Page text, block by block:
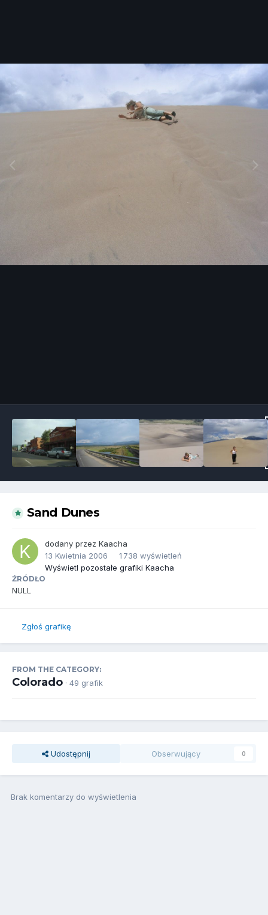
Sand Dunes
dodany przez Kaacha
13 Kwietnia 2006
1 738 wyświetleń
Wyświetl pozostałe grafiki Kaacha
ŹRÓDŁO
NULL
Zgłoś grafikę
FROM THE CATEGORY:
Colorado · 49 grafik
Udostępnij Obserwujący 0
Brak komentarzy do wyświetlenia